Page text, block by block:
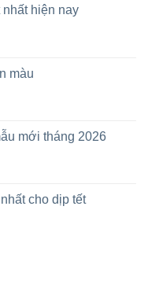
hiện nay
màu
mới tháng 2026
cho dịp tết